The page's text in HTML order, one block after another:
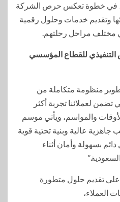
في خطوة تعكس حرص الشركة
وتقديم خدمات وحلول رقمية
مختلف مراحل رحلتهم.
للقطاع المؤسسي
منظومة متكاملة من
تضمن لعملائنا تجربة أكثر
والمواسم، ويأتي موسم
عالية وبنية تحتية قوية
بسهولة وأمان أثناء
تقديم حلول متطورة
العملاء،